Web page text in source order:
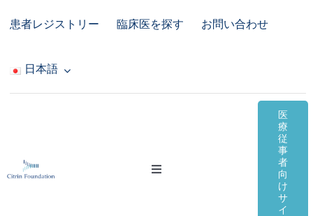
content
患者レジストリー 臨床医を探す お問い合わせ
日本語
Toggle
医
療
従
事
者
向
け
サ
イ